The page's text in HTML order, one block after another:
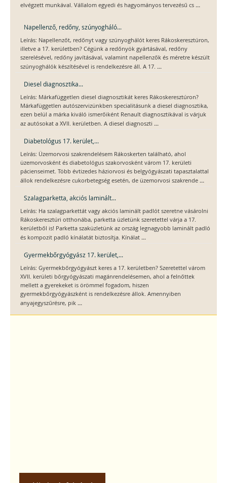
elvégzett munkával. Vállalom egyedi és hagyományos tervezésű cs ...
Napellenző, redőny, szúnyogháló...
Leírás: Napellenzőt, redőnyt vagy szúnyoghálót keres Rákoskeresztúron,
illetve a 17. kerületben? Cégünk a redőnyök gyártásával, redőny
szerelésével, redőny javításával, valamint napellenzők és méretre készült
szúnyoghálók készítésével is rendelkezésre áll. A 17. ...
Diesel diagnosztika...
Leírás: Márkafüggetlen diesel diagnosztikát keres Rákoskeresztúron?
Márkafüggetlen autószervizünkben specialitásunk a diesel diagnosztika,
ezen belül a márka kiváló ismerőiként Renault diagnosztikával is várjuk
az autósokat a XVII. kerületben. A diesel diagnoszti ...
Diabetológus 17. kerület,...
Leírás: Üzemorvosi szakrendelésem Rákoskerten található, ahol
üzemorvosként és diabetológus szakorvosként várom 17. kerületi
pácienseimet. Több évtizedes háziorvosi és belgyógyászati tapasztalattal
állok rendelkezésre cukorbetegség esetén, de üzemorvosi szakrende ...
Szalagparketta, akciós laminált...
Leírás: Ha szalagparkettát vagy akciós laminált padlót szeretne vásárolni
Rákoskeresztúri otthonába, parketta üzletünk szeretettel várja a 17.
kerületből is! Parketta szaküzletünk az ország legnagyobb laminált padló
és kompozit padló kínálatát biztosítja. Kínálat ...
Gyermekbőrgyógyász 17. kerület,...
Leírás: Gyermekbőrgyógyászt keres a 17. kerületben? Szeretettel várom
XVII. kerületi bőrgyógyászati magánrendelésemen, ahol a felnőttek
mellett a gyerekeket is örömmel fogadom, hiszen
gyermekbőrgyógyászként is rendelkezésre állok. Amennyiben
anyajegyszűrésre, pik ...